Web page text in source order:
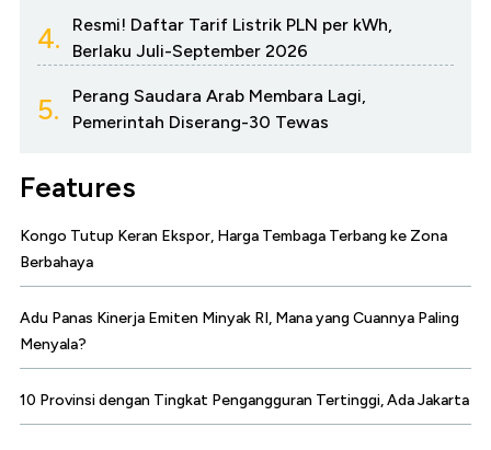
4.
Resmi! Daftar Tarif Listrik PLN per kWh,
Berlaku Juli-September 2026
5.
Perang Saudara Arab Membara Lagi,
Pemerintah Diserang-30 Tewas
Features
Kongo Tutup Keran Ekspor, Harga Tembaga Terbang ke Zona
Berbahaya
Adu Panas Kinerja Emiten Minyak RI, Mana yang Cuannya Paling
Menyala?
10 Provinsi dengan Tingkat Pengangguran Tertinggi, Ada Jakarta